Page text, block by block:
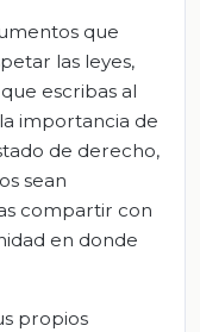
que
las leyes,
escribas al
importancia de
de derecho,
sean
compartir con
en donde
propios